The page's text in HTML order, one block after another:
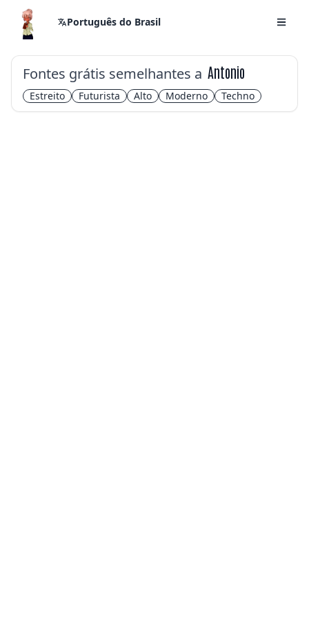
Português do Brasil
Fontes grátis semelhantes a Antonio
Estreito Futurista Alto Moderno Techno